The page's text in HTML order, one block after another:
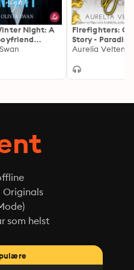
Night: A
Romance
Firefighters:
Story -
Texas, Band 1
Aurelia Velten
Originals
som helst